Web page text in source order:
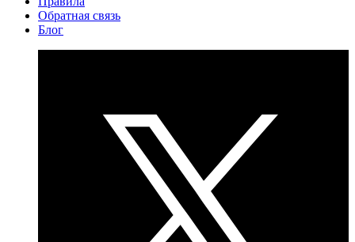
Обратная связь
Блог